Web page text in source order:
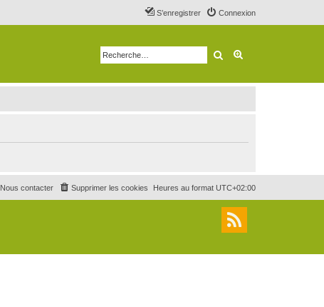
Connexion
S’enregistrer
Rechercher
Heures au format UTC+02:00
Supprimer les cookies
Nous contacter